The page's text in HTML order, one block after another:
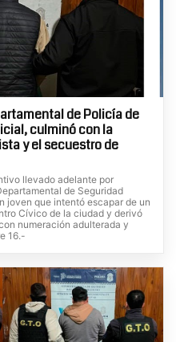
de Policía de
culminó con la
y el secuestro de
llevado adelante por
de Seguridad
joven que intentó escapar de un
Cívico de la ciudad y derivó
numeración adulterada y
16.-